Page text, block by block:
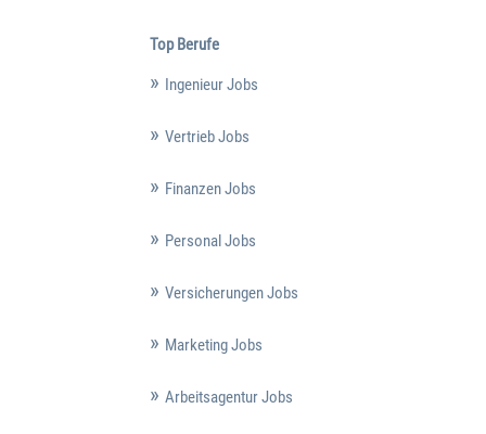
Top Berufe
Ingenieur Jobs
Vertrieb Jobs
Finanzen Jobs
Personal Jobs
Versicherungen Jobs
Marketing Jobs
Arbeitsagentur Jobs